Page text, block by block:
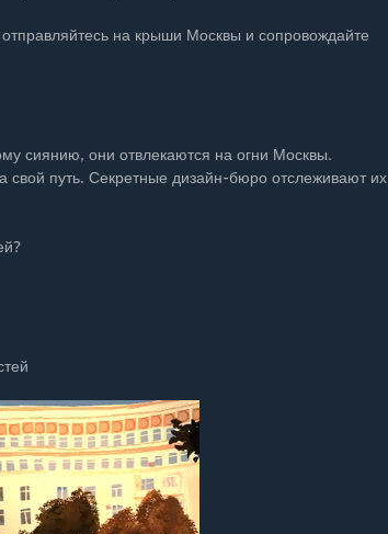
на крыши Москвы и сопровождайте
сиянию, они отвлекаются на огни Москвы.
свой путь. Секретные дизайн-бюро отслеживают их